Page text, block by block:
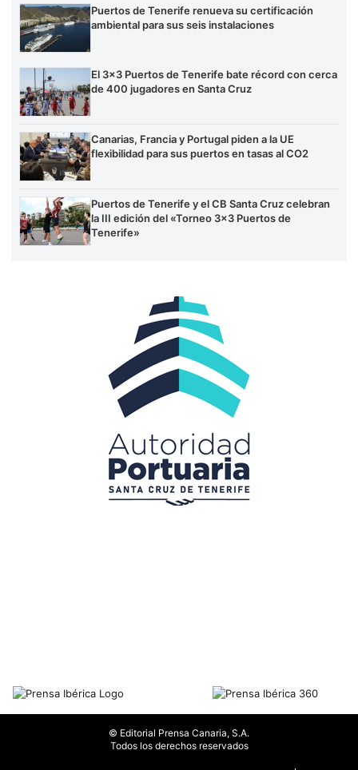
Puertos de Tenerife renueva su certificación
ambiental para sus seis instalaciones
El 3×3 Puertos de Tenerife bate récord con cerca
de 400 jugadores en Santa Cruz
Canarias, Francia y Portugal piden a la UE
flexibilidad para sus puertos en tasas al CO2
Puertos de Tenerife y el CB Santa Cruz celebran
la III edición del «Torneo 3×3 Puertos de
Tenerife»
© Editorial Prensa Canaria, S.A.
Todos los derechos reservados